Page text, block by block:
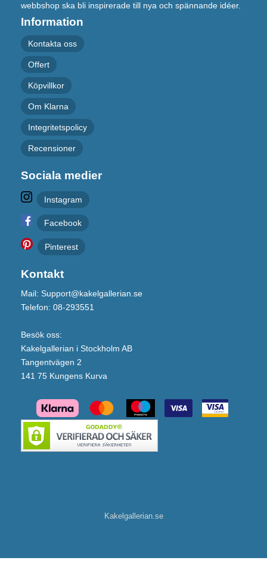
webbshop ska bli inspirerade till nya och spännande idéer.
Information
Kontakta oss
Offert
Köpvillkor
Om Klarna
Integritetspolicy
Recensioner
Sociala medier
Instagram
Facebook
Pinterest
Kontakt
Mail: Support@kakelgallerian.se
Telefon: 08-293551
Besök oss:
Kakelgallerian i Stockholm AB
Tangentvägen 2
141 75 Kungens Kurva
Kakelgallerian.se